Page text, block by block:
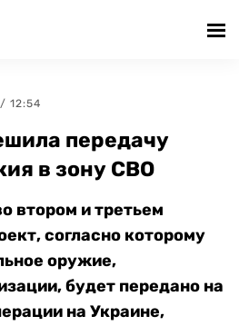
12:54
передачу
в зону СВО
втором и третьем
согласно которому
оружие,
будет передано на
на Украине,